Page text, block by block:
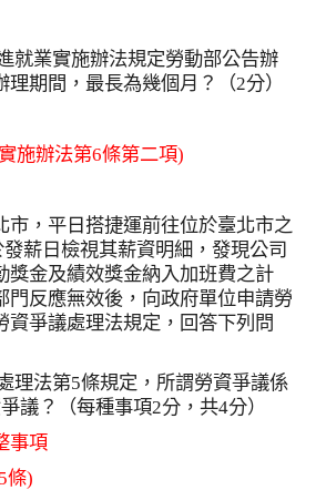
就業實施辦法規定勞動部公告辦
理期間，最長為幾個月？（2分）
施辦法第6條第二項)
市，平日搭捷運前往位於臺北市之
薪日檢視其薪資明細，發現公司
獎金及績效獎金納入加班費之計
門反應無效後，向政府單位申請勞
資爭議處理法規定，回答下列問
理法第5條規定，所謂勞資爭議係
議？（每種事項2分，共4分）
事項
條)